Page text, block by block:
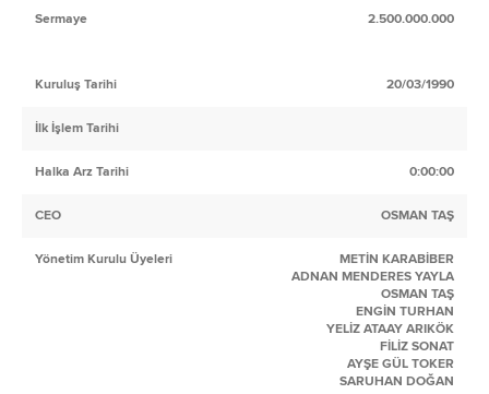
Sermaye 2.500.000.000
Kuruluş Tarihi 20/03/1990
İlk İşlem Tarihi
Halka Arz Tarihi 0:00:00
CEO OSMAN TAŞ
Yönetim Kurulu Üyeleri
METİN KARABİBER
ADNAN MENDERES YAYLA
OSMAN TAŞ
ENGİN TURHAN
YELİZ ATAAY ARIKÖK
FİLİZ SONAT
AYŞE GÜL TOKER
SARUHAN DOĞAN